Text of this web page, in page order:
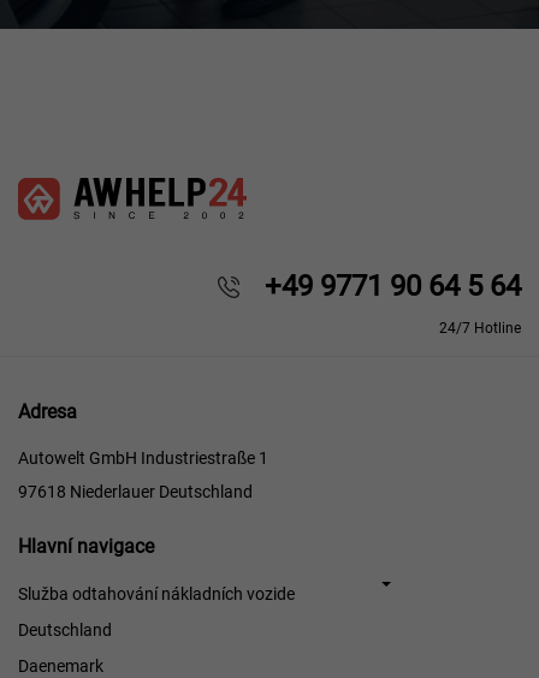
+49 9771 90 64 5 64
24/7 Hotline
Adresa
Autowelt GmbH Industriestraße 1
97618 Niederlauer Deutschland
Hlavní
Hlavní navigace
Služba odtahování nákladních vozide
Deutschland
Daenemark